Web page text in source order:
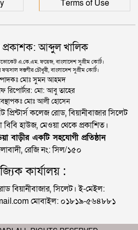
Terms of Use
আব্দুল খালিক
এ.কে.এম. ফয়েজ, বাংলাদেশ সুপ্রীম কোর্ট।
দস্তগীর চৌধুরী, বাংলাদেশ সুপ্রীম কোর্ট।
মোঃ সুমন আহমদ
রিপোর্টার: মো: আবু তাহের
মোঃ আলী হোসেন
কলেজ রোড, বিয়ানীবাজার সিলেট
হাউজ, মেওয়া থেকে প্রকাশিত।
বাড়ীর একটি সহযোগী প্রতিষ্ঠান
রেজি নং: সিল/১৫০
কার্যালয় :
বিয়ানীবাজার, সিলেট। ই-মেইল:
মোবাইল: ০১৮১৯-৫৬৪৮৮১